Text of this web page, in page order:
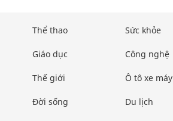
Thể thao
Giáo dục
Thế giới
Đời sống
Sức khỏe
Công nghệ
Ô tô xe máy
Du lịch